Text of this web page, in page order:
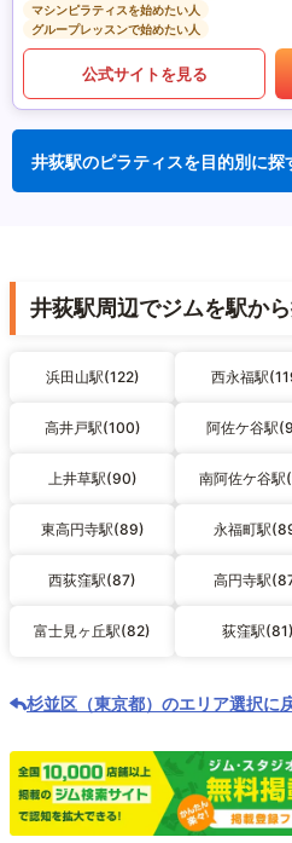
マシンピラティスを始めたい人
グループレッスンで始めたい人
公式サイトを見る
井荻駅のピラティスを目的別に探
井荻駅周辺でジムを駅か
浜田山駅(122) 西永福駅
高井戸駅(100) 阿佐ケ谷駅
上井草駅(90) 南阿佐ケ谷
東高円寺駅(89) 永福町駅
西荻窪駅(87) 高円寺駅
富士見ヶ丘駅(82) 荻窪駅(81)
杉並区（東京都）のエリア選択に